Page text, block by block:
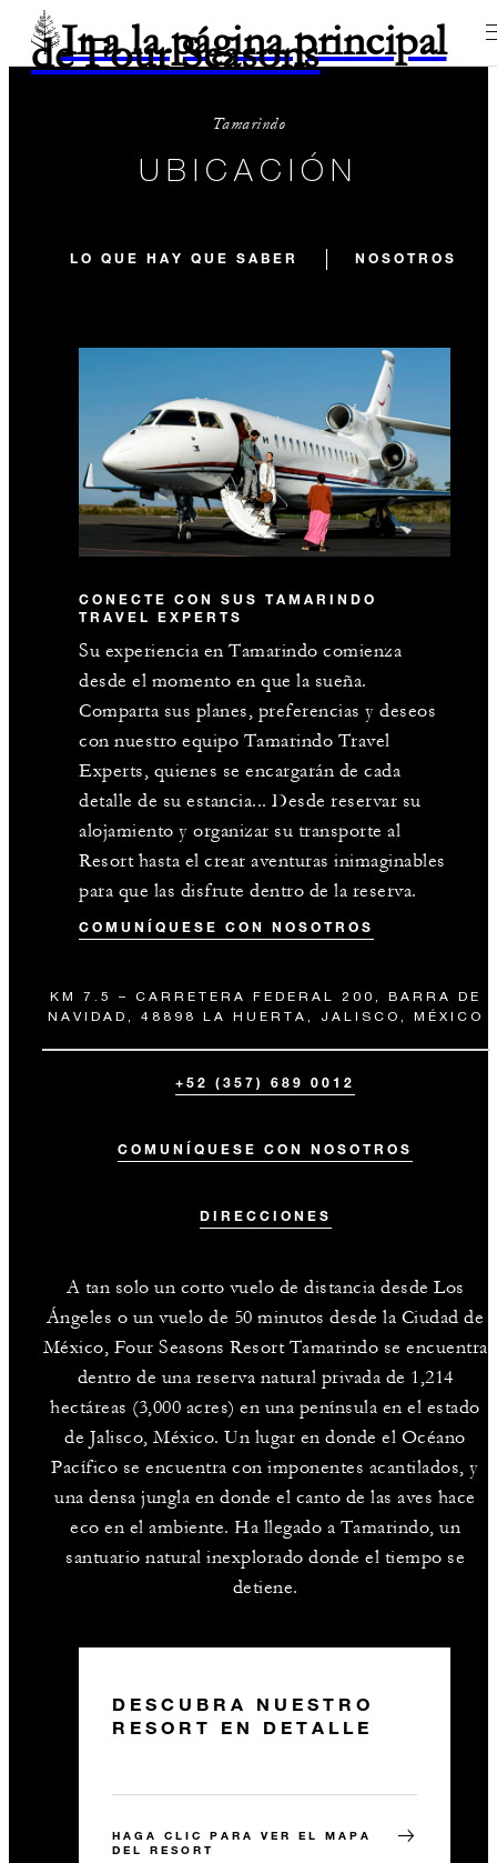
Ir a la página principal
de Four Seasons
Tamarindo
UBICACIÓN
LO QUE HAY QUE SABER NOSOTROS
CONECTE CON SUS TAMARINDO
TRAVEL EXPERTS
Su experiencia en Tamarindo comienza
desde el momento en que la sueña.
Comparta sus planes, preferencias y deseos
con nuestro equipo Tamarindo Travel
Experts, quienes se encargarán de cada
detalle de su estancia... Desde reservar su
alojamiento y organizar su transporte al
Resort hasta el crear aventuras inimaginables
para que las disfrute dentro de la reserva.
COMUNÍQUESE CON NOSOTROS
KM 7.5 – CARRETERA FEDERAL 200, BARRA DE
NAVIDAD, 48898 LA HUERTA, JALISCO, MÉXICO
+52 (357) 689 0012
COMUNÍQUESE CON NOSOTROS
DIRECCIONES
A tan solo un corto vuelo de distancia desde Los
Ángeles o un vuelo de 50 minutos desde la Ciudad de
México, Four Seasons Resort Tamarindo se encuentra
dentro de una reserva natural privada de 1,214
hectáreas (3,000 acres) en una península en el estado
de Jalisco, México. Un lugar en donde el Océano
Pacífico se encuentra con imponentes acantilados, y
una densa jungla en donde el canto de las aves hace
eco en el ambiente. Ha llegado a Tamarindo, un
santuario natural inexplorado donde el tiempo se
detiene.
DESCUBRA NUESTRO
RESORT EN DETALLE
HAGA CLIC PARA VER EL MAPA
DEL RESORT